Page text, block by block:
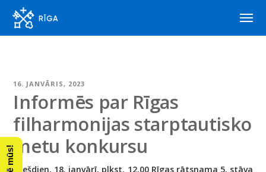
16. JANVĀRIS, 2023
Informēs par Rīgas
filharmonijas starptautisko
metu konkursu
Trešdien, 18. janvārī, plkst. 12.00 Rīgas rātsnama 5. stāva